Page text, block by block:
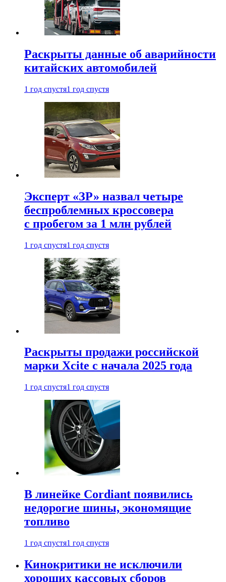
Раскрыты данные об аварийности
китайских автомобилей
1 год спустя1 год спустя
Эксперт «ЗР» назвал четыре
беспроблемных кроссовера
с пробегом за 1 млн рублей
1 год спустя1 год спустя
Раскрыты продажи российской
марки Xcite с начала 2025 года
1 год спустя1 год спустя
В линейке Cordiant появились
недорогие шины, экономящие
топливо
1 год спустя1 год спустя
Кинокритики не исключили
хороших кассовых сборов